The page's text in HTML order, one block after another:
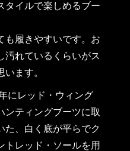
タイルで楽しめるブー
も履きやすいです。お
汚れているくらいがス
ます。
にレッド・ウィング
ンティングブーツに取
た、白く底が平らでク
トレッド・ソールを用